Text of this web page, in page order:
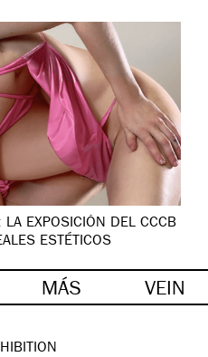
LA EXPOSICIÓN DEL CCCB
ESTÉTICOS
MÁS VEIN